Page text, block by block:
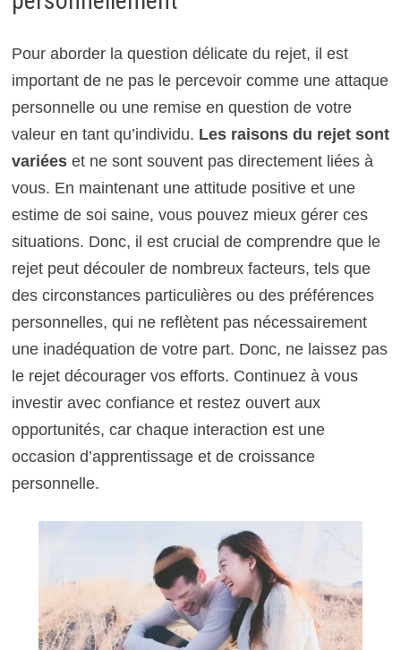
Pour aborder la question délicate du rejet, il est
important de ne pas le percevoir comme une attaque
personnelle ou une remise en question de votre
valeur en tant qu’individu. Les raisons du rejet sont
variéeset ne sont souvent pas directement liées à
vous. En maintenant une attitude positive et une
estime de soi saine, vous pouvez mieux gérer ces
situations. Donc, il est crucial de comprendre que le
rejet peut découler de nombreux facteurs, tels que
des circonstances particulières ou des préférences
personnelles, qui ne reflètent pas nécessairement
une inadéquation de votre part. Donc, ne laissez pas
le rejet décourager vos efforts. Continuez à vous
investir avec confiance et restez ouvert aux
opportunités, car chaque interaction est une
occasion d’apprentissage et de croissance
personnelle.